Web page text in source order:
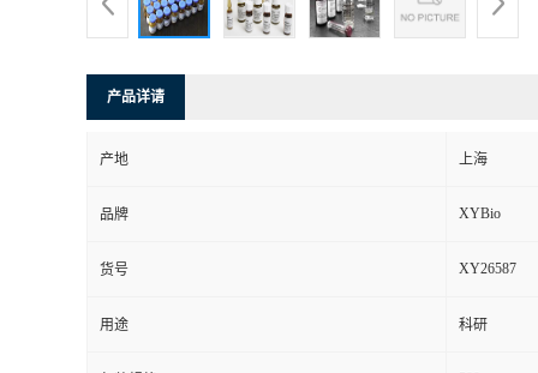
产品详请
产地 上海
品牌 XYBio
货号 XY26587
用途 科研